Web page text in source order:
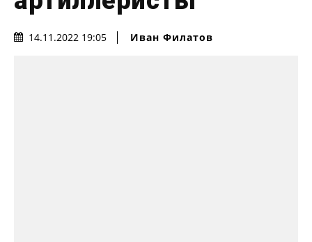
14.11.2022 19:05 Иван Филатов